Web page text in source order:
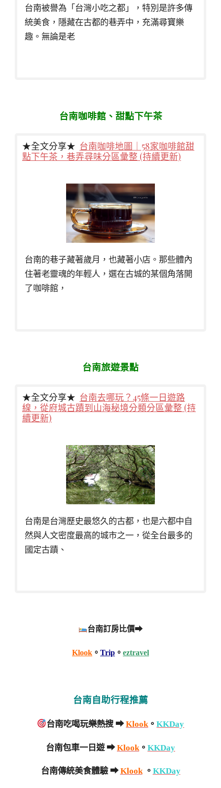
台南被譽為「台灣小吃之都」，特別是許多傳
統美食，隱藏在古都的巷弄中，充滿尋寶樂
趣。無論是老
台南咖啡館、甜點下午茶
★全文分享★ 台南咖啡地圖｜58家咖啡館甜
點下午茶，巷弄尋味分區彙整 (持續更新)
台南的巷子藏著歲月，也藏著小店。那些體內
住著老靈魂的年輕人，選在古城的某個角落開
了咖啡館，
台南旅遊景點
★全文分享★ 台南去哪玩？45條一日遊路
線，從府城古蹟到山海秘境分類分區彙整 (持
續更新)
台南是台灣歷史最悠久的古都，也是六都中自
然與人文密度最高的城市之一，從全台最多的
國定古蹟、
台南訂房比價➡
Klook 。 Trip 。 eztravel
台南自助行程推薦
台南吃喝玩樂熱搜 ➡Klook。KKDay
台南包車一日遊 ➡Klook 。 KKDay
台南傳統美食體驗 ➡Klook。 KKDay